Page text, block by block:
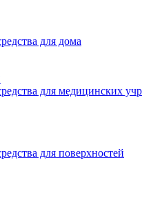
для дома
для медицинских
для поверхностей